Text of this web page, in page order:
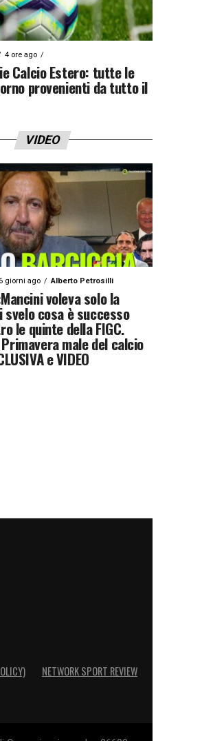
4 ore ago
Calcio Estero: tutte le
provenienti da tutto il
VIDEO
6 giorni ago Alberto Petrosilli
voleva solo la
svelo cosa è successo
le quinte della FIGC.
male del calcio
e VIDEO
NETWORK SPORT REVIEW